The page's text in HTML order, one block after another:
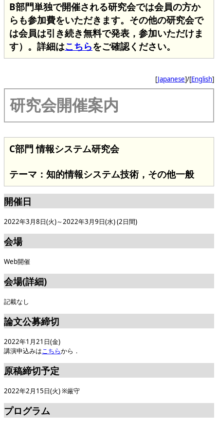
B部門単独で開催される研究会では会員の方か
らも参加費をいただきます。その他の研究会で
は会員は引き続き無料で発表，参加いただけま
す）。詳細はこちらをご確認ください。
[Japanese]/[English]
研究会開催案内
C部門 情報システム研究会
テーマ：知的情報システム技術，その他一般
開催日
2022年3月8日(火)～2022年3月9日(水) (2日間)
会場
Web開催
会場(詳細)
記載なし
論文公募締切
2022年1月21日(金)
講演申込みはこちらから．
原稿締切予定
2022年2月15日(火) ※厳守
プログラム